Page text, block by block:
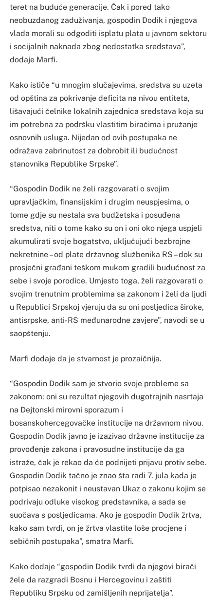
teret na buduće generacije. Čak i pored tako
neobuzdanog zaduživanja, gospodin Dodik i njegova
vlada morali su odgoditi isplatu plata u javnom sektoru
i socijalnih naknada zbog nedostatka sredstava”,
dodaje Marfi.
Kako ističe “u mnogim slučajevima, sredstva su uzeta
od opština za pokrivanje deficita na nivou entiteta,
lišavajući čelnike lokalnih zajednica sredstava koja su
im potrebna za podršku vlastitim biračima i pružanje
osnovnih usluga. Nijedan od ovih postupaka ne
odražava zabrinutost za dobrobit ili budućnost
stanovnika Republike Srpske”.
“Gospodin Dodik ne želi razgovarati o svojim
upravljačkim, finansijskim i drugim neuspjesima, o
tome gdje su nestala sva budžetska i posuđena
sredstva, niti o tome kako su on i oni oko njega uspjeli
akumulirati svoje bogatstvo, uključujući bezbrojne
nekretnine – od plate državnog službenika RS – dok su
prosječni građani teškom mukom gradili budućnost za
sebe i svoje porodice. Umjesto toga, želi razgovarati o
svojim trenutnim problemima sa zakonom i želi da ljudi
u Republici Srpskoj vjeruju da su oni posljedica široke,
antisrpske, anti-RS međunarodne zavjere”, navodi se u
saopštenju.
Marfi dodaje da je stvarnost je prozaičnija.
“Gospodin Dodik sam je stvorio svoje probleme sa
zakonom: oni su rezultat njegovih dugotrajnih nasrtaja
na Dejtonski mirovni sporazum i
bosanskohercegovačke institucije na državnom nivou.
Gospodin Dodik javno je izazivao državne institucije za
provođenje zakona i pravosudne institucije da ga
istraže, čak je rekao da će podnijeti prijavu protiv sebe.
Gospodin Dodik tačno je znao šta radi 7. jula kada je
potpisao nezakonit i neustavan Ukaz o zakonu kojim se
podrivaju odluke visokog predstavnika, a sada se
suočava s posljedicama. Ako je gospodin Dodik žrtva,
kako sam tvrdi, on je žrtva vlastite loše procjene i
sebičnih postupaka”, smatra Marfi.
Kako dodaje “gospodin Dodik tvrdi da njegovi birači
žele da razgradi Bosnu i Hercegovinu i zaštiti
Republiku Srpsku od zamišljenih neprijatelja”.